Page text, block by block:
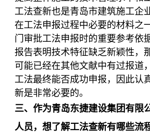
工法查新也是青岛市建筑施工企
在工法申报过程中必要的材料之
门审批工法申报时的重要参考依
报告表明技术特征缺乏新颖性，
可能已经在其他文献中有过报道
工法最终能否成功申报，因此认
新是非常必要的。
三、作为青岛东捷建设集团有限
人员，想了解工法查新有哪些流